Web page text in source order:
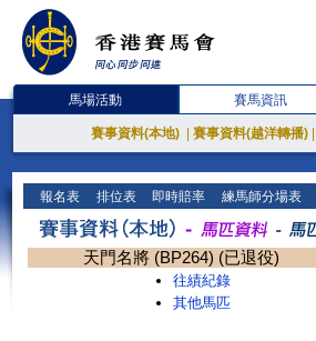
馬場活動 賽馬資訊
賽事資料(本地) 賽事資料(越洋轉播)
報名表 排位表 即時賠率 練馬師分場表
天門名將 (BP264) (已退役)
往績紀錄
其他馬匹